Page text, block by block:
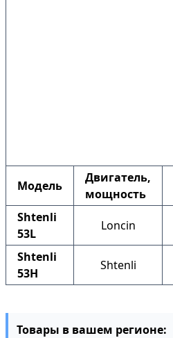
Модель
Двигатель,
мощность
Shtenli
53L
Loncin
Shtenli
53H
Shtenli
Товары в вашем регионе: